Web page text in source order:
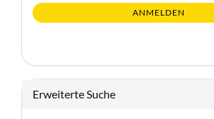
NEWSLETTER-
ANMELDUNG
ANMELDEN
Erweiterte Suche